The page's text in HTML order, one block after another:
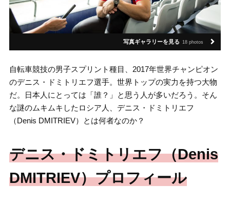
写真ギャラリーを見る 18 photos
自転車競技の男子スプリント種目、2017年世界チャンピオン
のデニス・ドミトリエフ選手。世界トップの実力を持つ大物
だ。日本人にとっては「誰？」と思う人が多いだろう。そん
な謎のムキムキしたロシア人、デニス・ドミトリエフ
（Denis DMITRIEV）とは何者なのか？
デニス・ドミトリエフ（Denis
DMITRIEV）プロフィール